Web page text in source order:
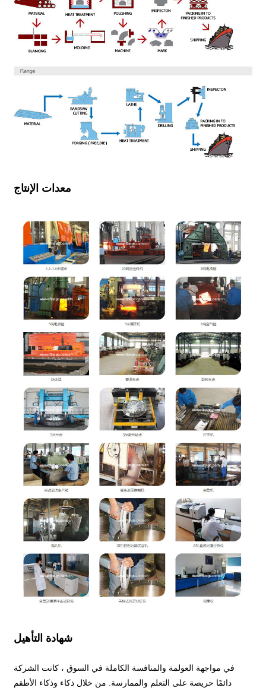
معدات الإنتاج
شهادة التأهيل
في مواجهة العولمة والمنافسة الكاملة في السوق ، كانت الشركة
دائمًا حريصة على التعلم والممارسة. من خلال ذكاء وذكاء الأطقم